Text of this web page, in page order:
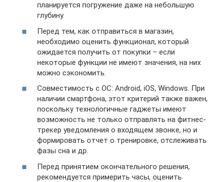
планируется погружение даже на небольшую
глубину.
Перед тем, как отправиться в магазин,
необходимо оценить функционал, который
ожидается получить от покупки – если
некоторые функции не имеют значения, на них
можно сэкономить.
Совместимость с ОС: Android, iOS, Windows. При
наличии смартфона, этот критерий также важен,
поскольку технологичные гаджеты имеют
возможность не только отправлять на фитнес-
трекер уведомления о входящем звонке, но и
формировать отчет о тренировке, отслеживать
фазы сна и др.
Перед принятием окончательного решения,
рекомендуется примерить часы, оценить